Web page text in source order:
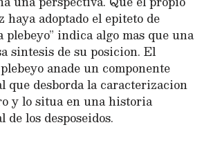
haya adoptado el epiteto de
plebeyo” indica algo mas que una
sintesis de su posicion. El
anade un componente
que desborda la caracterizacion
y lo situa en una historia
de los desposeidos.